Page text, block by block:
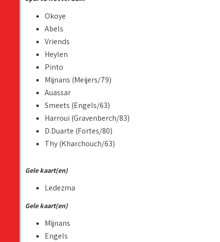
Okoye
Abels
Vriends
Heylen
Pinto
Mijnans (Meijers/79)
Auassar
Smeets (Engels/63)
Harroui (Gravenberch/83)
D.Duarte (Fortes/80)
Thy (Kharchouch/63)
Gele kaart(en)
Ledezma
Gele kaart(en)
Mijnans
Engels